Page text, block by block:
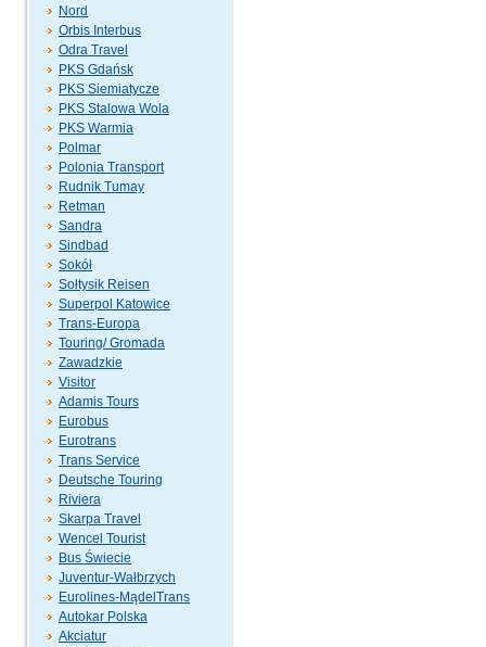
Nord
Orbis Interbus
Odra Travel
PKS Gdańsk
PKS Siemiatycze
PKS Stalowa Wola
PKS Warmia
Polmar
Polonia Transport
Rudnik Tumay
Retman
Sandra
Sindbad
Sokół
Sołtysik Reisen
Superpol Katowice
Trans-Europa
Touring/ Gromada
Zawadzkie
Visitor
Adamis Tours
Eurobus
Eurotrans
Trans Service
Deutsche Touring
Riviera
Skarpa Travel
Wencel Tourist
Bus Świecie
Juventur-Wałbrzych
Eurolines-MądelTrans
Autokar Polska
Akciatur